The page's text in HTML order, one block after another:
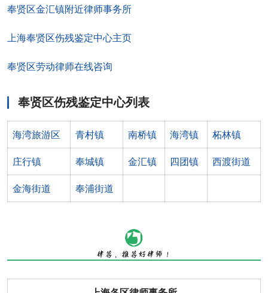
奉贤区金汇镇附近律师事务所
上海奉贤区伤残鉴定中心主页
奉贤区劳动律师在线咨询
奉贤区伤残鉴定中心列表
海湾旅游区 青村镇 南桥镇 海湾镇 柘林镇
庄行镇 奉城镇 金汇镇 四团镇 西渡街道
金海街道 奉浦街道